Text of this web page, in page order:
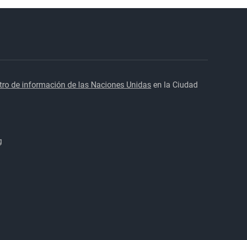
de información de las Naciones Unidas en la Ciudad